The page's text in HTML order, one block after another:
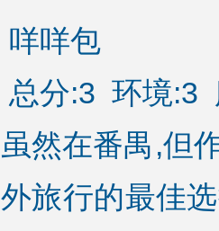
咩咩包
总分:3 环境:3
虽然在番禺,但
外旅行的最佳